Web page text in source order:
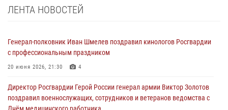
ЛЕНТА НОВОСТЕЙ
Генерал-полковник Иван Шмелев поздравил кинологов Росгвардии
с профессиональным праздником
20 июня 2026, 21:30 4
Директор Росгвардии Герой России генерал армии Виктор Золотов
поздравил военнослужащих, сотрудников и ветеранов ведомства с
Днём медицинского работника